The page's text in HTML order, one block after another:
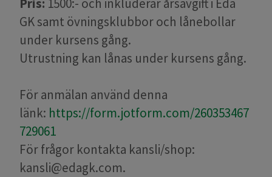
Pris: 1500:- och inkluderar årsavgift i Eda
GK samt övningsklubbor och lånebollar
under kursens gång.
Utrustning kan lånas under kursens gång.
För anmälan använd denna
länk: https://form.jotform.com/260353467
729061
För frågor kontakta kansli/shop:
kansli@edagk.com.